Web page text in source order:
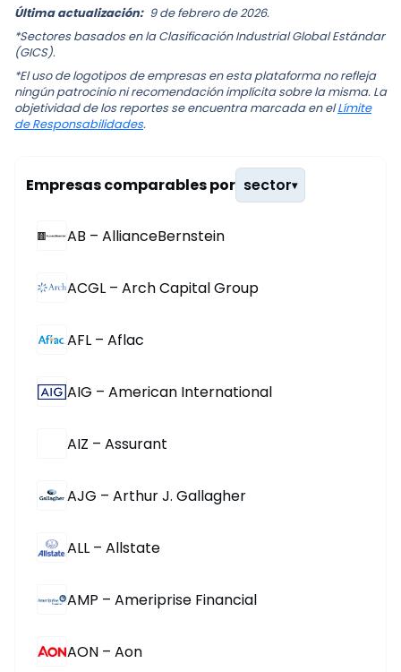
Última actualización: 9 de febrero de 2026.
*Sectores basados en la Clasificación Industrial Global Estándar
(GICS).
*El uso de logotipos de empresas en esta plataforma no refleja
ningún patrocinio ni recomendación implícita sobre la misma. La
objetividad de los reportes se encuentra marcada en elLímite
de Responsabilidades.
Empresas comparables por sector▾
AB – AllianceBernstein
ACGL – Arch Capital Group
AFL – Aflac
AIG – American International
AIZ – Assurant
AJG – Arthur J. Gallagher
ALL – Allstate
AMP – Ameriprise Financial
AON – Aon